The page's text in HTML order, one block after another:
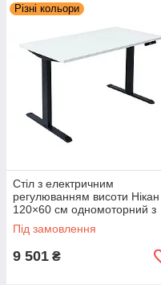
Різні кольори
Стіл з електричним
регулюванням висоти Нікан
120×60 см одномоторний з
пультом пам'яті без заглушок
Під замовлення
9 501 ₴